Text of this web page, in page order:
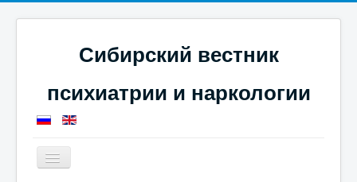
Сибирский вестник
психиатрии и наркологии
Toggle
Navigation